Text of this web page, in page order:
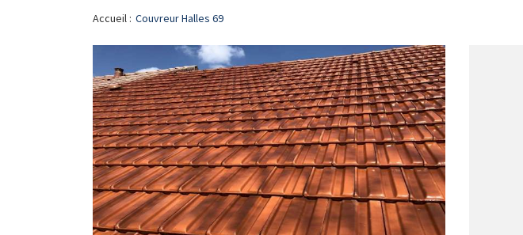
Accueil : Couvreur Halles 69